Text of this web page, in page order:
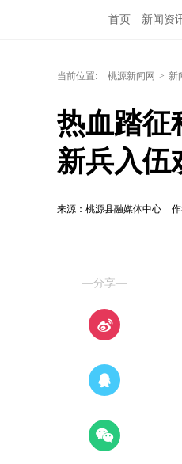
首页 新闻资
当前位置: 桃源新闻网 > 新
热血踏
新兵入伍
来源：桃源县融媒体中心
—分享—